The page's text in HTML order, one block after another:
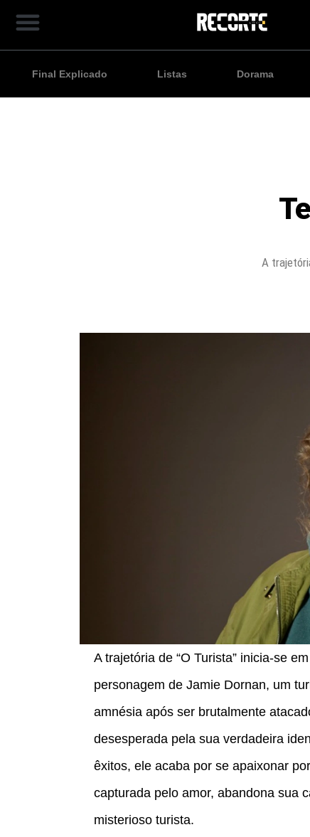
Final Explicado Listas Dorama
A
A trajetória de “O Turista” inicia-se
personagem de Jamie Dornan, um
amnésia após ser brutalmente
desesperada pela sua verdadeira
êxitos, ele acaba por se apaixonar
capturada pelo amor, abandona sua
misterioso turista.